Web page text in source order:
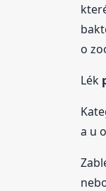
o
Lék
a u